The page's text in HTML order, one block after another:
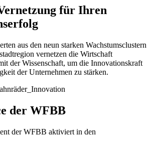
für Ihren
aus den neun starken Wachstumsclustern
vernetzen die Wirtschaft
der Wissenschaft, um die Innovationskraft
der Unternehmen zu stärken.
der WFBB
der WFBB aktiviert in den